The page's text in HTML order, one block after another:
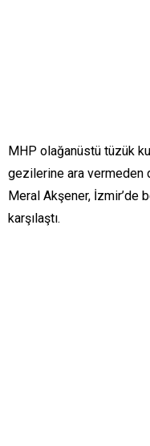
MHP olağanüstü tüzük
gezilerine ara vermeden
Meral Akşener, İzmir’de
karşılaştı.